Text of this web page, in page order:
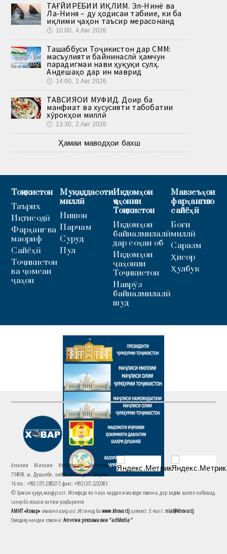
ТАҒЙИРЁБИИ ИҚЛИМ. Эл-Нинё ва
Ла-Ниня – ду ҳодисаи табиие, ки ба
иқлими ҷаҳон таъсир мерасонанд
🕔 10:00, 4.Авг 2026
Ташаббуси Тоҷикистон дар СММ:
масъулияти байнинаслӣ ҳамчун
парадигмаи нави ҳуқуқи сулҳ.
Андешаҳо дар ин маврид
🕔 14:00, 2.Авг 2026
ТАВСИЯҲОИ МУФИД. Доир ба
манфиат ва хусусияти табобатии
хӯрокҳои миллӣ
🕔 13:30, 2.Авг 2026
Ҳамаи маводҳои бахш
Тоҷикистон
Таърих
Иқтисодӣ
Фарҳанг ва
маориф
Сайёҳӣ
Тоҷикистон
ва ҷомеаи
ҷаҳон
Муқаддасоти
миллӣ
Нишон
Парчам
Суруд
Пул
Иқдомҳои
ҷаҳонии
Тоҷикистон
Иқдомҳои
байналмилалӣ
дар соҳаи об
Иқдомҳои
ҷаҳонии
Тоҷикистон
Наврӯз
байналмилалӣ
шуд
Мавзеъҳои
фарҳангию
сайёҳӣ
Боғи
миллӣ
Саразм
Ҳисор
Ҳулбук
Агентии Миллии Иттилоотии Тоҷикистон
734018. ш. Душанбе, хиёбони Саъдии Шерозӣ,
16 тел.: +992 (37) 2385217, факс: +992 (37) 2232383
© Ҳамаи ҳуқуқ маҳфуз аст. Истифода ва паҳн кардани маводи сомона, дар кадом шакле набошад,
танҳо бо иҷозати хаттии роҳбарияти
АМИТ «Ховар» имконпазир аст. Истинод баwww.khovar.tjҳатмист. E-mail: niat@khovar.tj
Омодакунандаи сомона:Агентии рекламавии "adMedia"